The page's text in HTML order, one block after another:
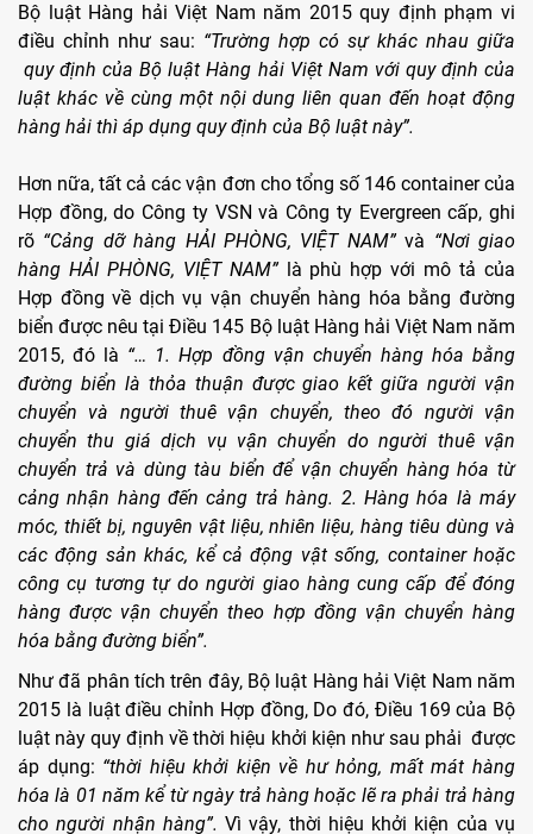
Bộ luật Hàng hải Việt Nam năm 2015 quy định phạm vi
điều chỉnh như sau: “Trường hợp có sự khác nhau giữa
quy định của Bộ luật Hàng hải Việt Nam với quy định của
luật khác về cùng một nội dung liên quan đến hoạt động
hàng hải thì áp dụng quy định của Bộ luật này”.
Hơn nữa, tất cả các vận đơn cho tổng số 146 container của
Hợp đồng, do Công ty VSN và Công ty Evergreen cấp, ghi
rõ “Cảng dỡ hàng HẢI PHÒNG, VIỆT NAM”và “Nơi giao
hàng HẢI PHÒNG, VIỆT NAM”là phù hợp với mô tả của
Hợp đồng về dịch vụ vận chuyển hàng hóa bằng đường
biển được nêu tại Điều 145 Bộ luật Hàng hải Việt Nam năm
2015, đó là “… 1. Hợp đồng vận chuyển hàng hóa bằng
đường biển là thỏa thuận được giao kết giữa người vận
chuyển và người thuê vận chuyển, theo đó người vận
chuyển thu giá dịch vụ vận chuyển do người thuê vận
chuyển trả và dùng tàu biển để vận chuyển hàng hóa từ
cảng nhận hàng đến cảng trả hàng. 2. Hàng hóa là máy
móc, thiết bị, nguyên vật liệu, nhiên liệu, hàng tiêu dùng và
các động sản khác, kể cả động vật sống, container hoặc
công cụ tương tự do người giao hàng cung cấp để đóng
hàng được vận chuyển theo hợp đồng vận chuyển hàng
hóa bằng đường biển”.
Như đã phân tích trên đây, Bộ luật Hàng hải Việt Nam năm
2015 là luật điều chỉnh Hợp đồng, Do đó, Điều 169 của Bộ
luật này quy định về thời hiệu khởi kiện như sau phải được
áp dụng: “thời hiệu khởi kiện về hư hỏng, mất mát hàng
hóa là 01 năm kể từ ngày trả hàng hoặc lẽ ra phải trả hàng
cho người nhận hàng”. Vì vậy, thời hiệu khởi kiện của vụ